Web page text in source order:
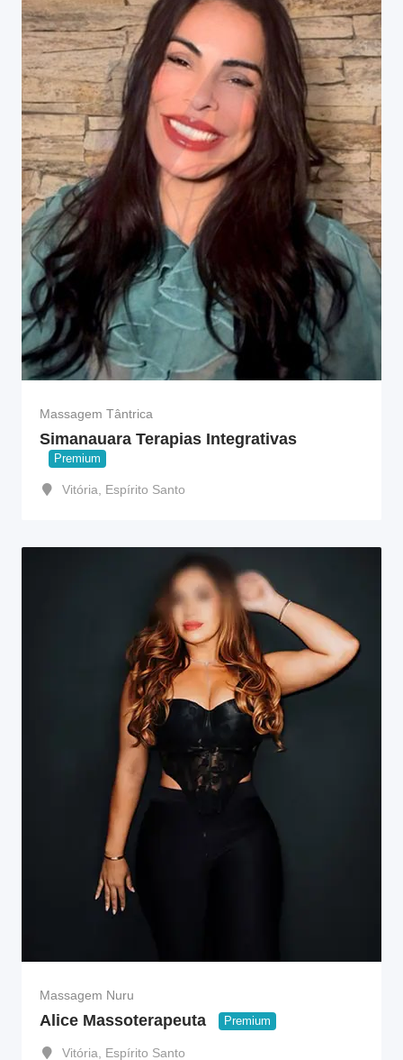
Massagem Tântrica
Simanauara Terapias Integrativas
Premium
Vitória Espírito Santo
Massagem Nuru
Alice Massoterapeuta Premium
Vitória Espírito Santo